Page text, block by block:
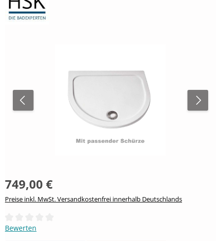
749,00 €
Preise inkl. MwSt. Versandkostenfrei innerhalb Deutschlands
Durchschnittliche Bewertung von 0 von 5 Sternen
Bewerten